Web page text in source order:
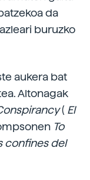
da
buruzko
aukera bat
Altonagak
( El
To
confines del